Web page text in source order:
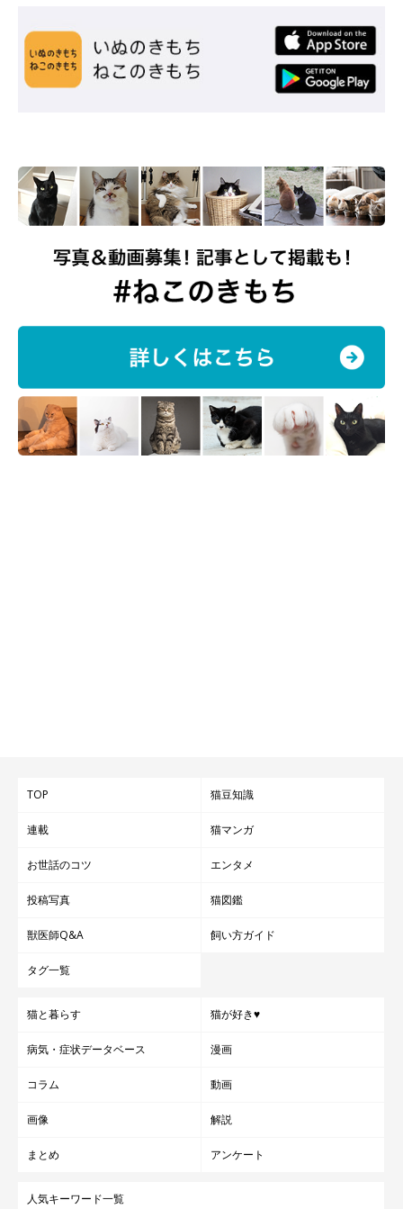
TOP 猫豆知識
連載 猫マンガ
お世話のコツ エンタメ
投稿写真 猫図鑑
獣医師Q&A 飼い方ガイド
タグ一覧
猫と暮らす 猫が好き♥
病気・症状データベース 漫画
コラム 動画
画像 解説
まとめ アンケート
人気キーワード一覧